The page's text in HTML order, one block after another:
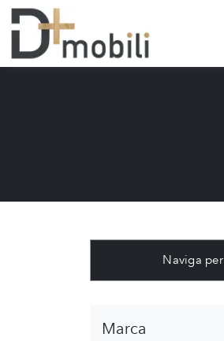
Naviga per
Marca